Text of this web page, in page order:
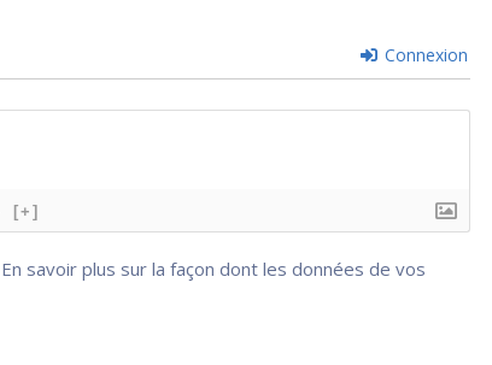
Connexion
[+]
En savoir plus sur la façon dont les données de vos